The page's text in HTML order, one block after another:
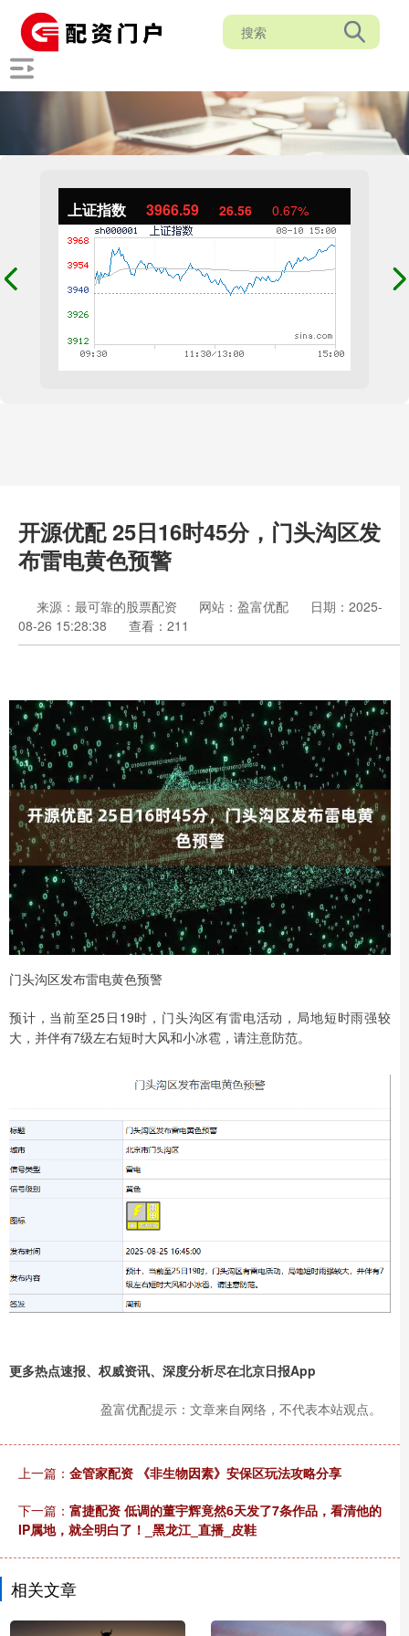
上证指数 3966.59 26.56 0.67%
开源优配 25日16时45分，门头沟区发
布雷电黄色预警
来源：最可靠的股票配资 网站：盈富优配
日期：2025-
08-26 15:28:38
查看：211
门头沟区发布雷电黄色预警
预计，当前至25日19时，门头沟区有雷电活动，局地短时雨强较
大，并伴有7级左右短时大风和小冰雹，请注意防范。
更多热点速报、权威资讯、深度分析尽在北京日报App
盈富优配提示：文章来自网络，不代表本站观点。
上一篇： 金管家配资 《非生物因素》安保区玩法攻略分享
下一篇： 富捷配资 低调的董宇辉竟然6天发了7条作品，看清他的
IP属地，就全明白了！_黑龙江_直播_皮鞋
相关文章